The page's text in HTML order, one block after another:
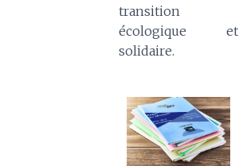
transition
écologique et
solidaire.